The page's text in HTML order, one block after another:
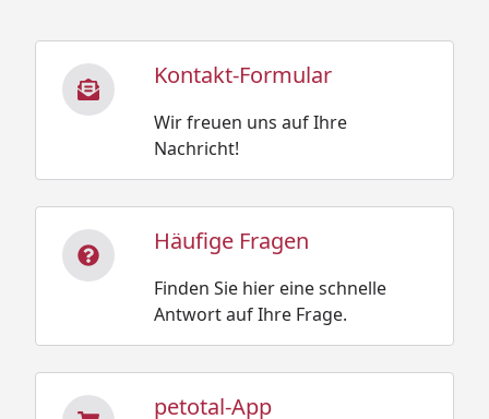
Kontakt-Formular
Wir freuen uns auf Ihre
Nachricht!
Häufige Fragen
Finden Sie hier eine schnelle
Antwort auf Ihre Frage.
petotal-App